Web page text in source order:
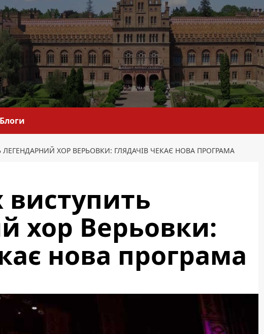
Блоги
ЛЕГЕНДАРНИЙ ХОР ВЕРЬОВКИ: ГЛЯДАЧІВ ЧЕКАЄ НОВА ПРОГРАМА
виступить
хор Верьовки:
нова програма